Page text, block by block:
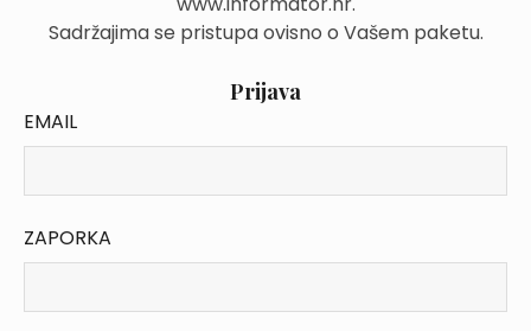
Sadržajima se pristupa ovisno o Vašem paketu.
Prijava
EMAIL
ZAPORKA